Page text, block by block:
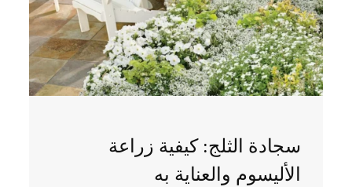
سجادة الثلج: كيفية زراعة
الأليسوم والعناية به